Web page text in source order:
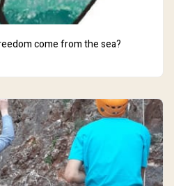
come from the sea?